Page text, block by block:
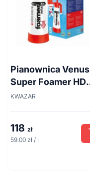
Pianownica Venus
Super Foamer HD
acid line 2L
KWAZAR
118 zł
59.00 zł / l